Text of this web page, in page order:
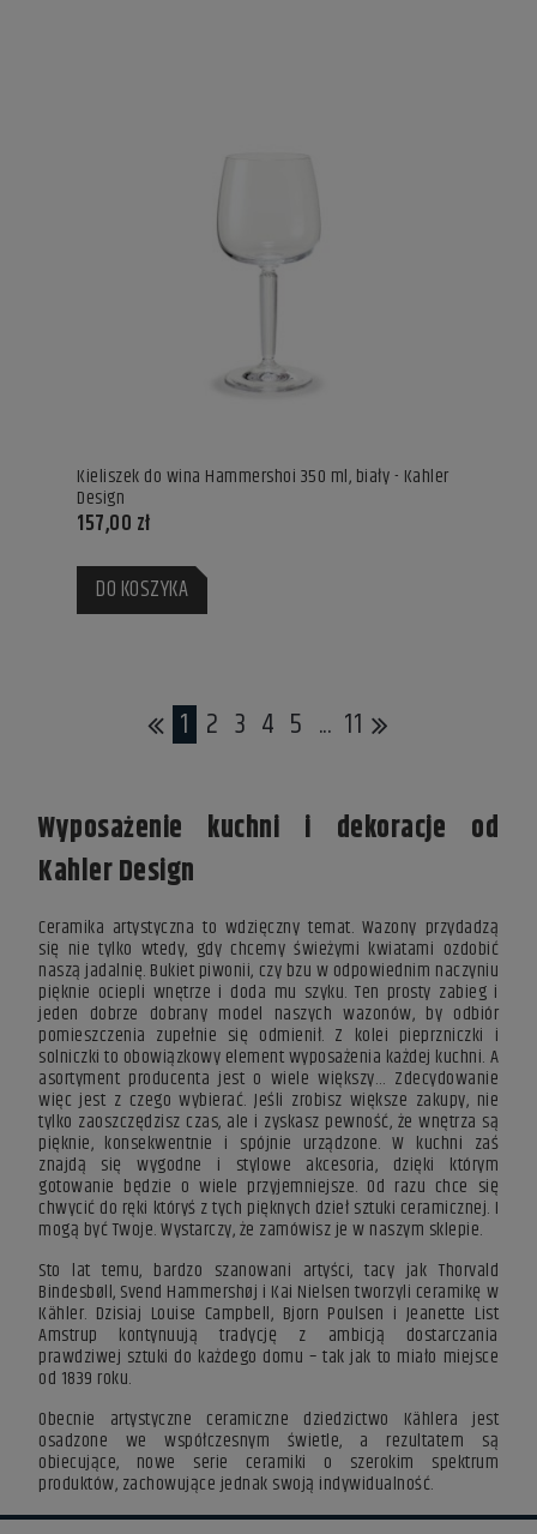
Kieliszek do wina Hammershoi 350 ml, biały - Kahler
Design
157,00 zł
DO KOSZYKA
1 2 3 4 5 ... 11
Wyposażenie kuchni i dekoracje od
Kahler Design
Ceramika artystyczna to wdzięczny temat. Wazony przydadzą
się nie tylko wtedy, gdy chcemy świeżymi kwiatami ozdobić
naszą jadalnię. Bukiet piwonii, czy bzu w odpowiednim naczyniu
pięknie ociepli wnętrze i doda mu szyku. Ten prosty zabieg i
jeden dobrze dobrany model naszych wazonów, by odbiór
pomieszczenia zupełnie się odmienił. Z kolei pieprzniczki i
solniczki to obowiązkowy element wyposażenia każdej kuchni. A
asortyment producenta jest o wiele większy… Zdecydowanie
więc jest z czego wybierać. Jeśli zrobisz większe zakupy, nie
tylko zaoszczędzisz czas, ale i zyskasz pewność, że wnętrza są
pięknie, konsekwentnie i spójnie urządzone. W kuchni zaś
znajdą się wygodne i stylowe akcesoria, dzięki którym
gotowanie będzie o wiele przyjemniejsze. Od razu chce się
chwycić do ręki któryś z tych pięknych dzieł sztuki ceramicznej. I
mogą być Twoje. Wystarczy, że zamówisz je w naszym sklepie.
Sto lat temu, bardzo szanowani artyści, tacy jak Thorvald
Bindesbøll, Svend Hammershøj i Kai Nielsen tworzyli ceramikę w
Kähler. Dzisiaj Louise Campbell, Bjorn Poulsen i Jeanette List
Amstrup kontynuują tradycję z ambicją dostarczania
prawdziwej sztuki do każdego domu – tak jak to miało miejsce
od 1839 roku.
Obecnie artystyczne ceramiczne dziedzictwo Kählera jest
osadzone we współczesnym świetle, a rezultatem są
obiecujące, nowe serie ceramiki o szerokim spektrum
produktów, zachowujące jednak swoją indywidualność.